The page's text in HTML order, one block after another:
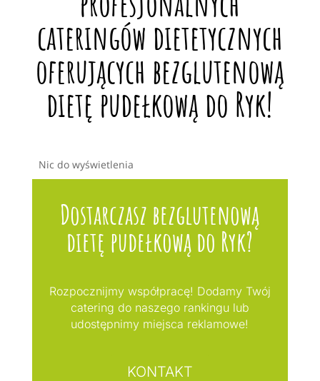
cateringów dietetycznych
oferujących bezglutenową
dietę pudełkową do Ryk!
Nic do wyświetlenia
Dostarczasz bezglutenową
dietę pudełkową do Ryk?
Rozpocznijmy współpracę! Dodamy Twój
catering do naszego rankingu lub
udostępnimy miejsca reklamowe!
KONTAKT